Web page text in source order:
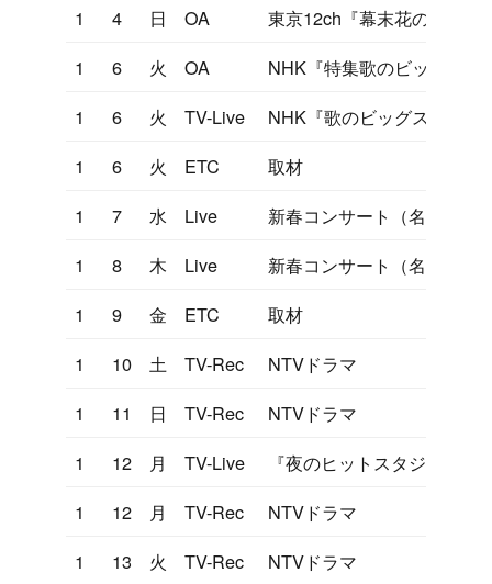
1
4 日 OA
東京12ch『幕末花の美剣士
1
6 火 OA
NHK『特集歌のビッグステ
1
6 火 TV-Live
NHK『歌のビッグステージ
1
6 火 ETC
取材
1
7 水 Live
新春コンサート（名古屋勤
1
8 木 Live
新春コンサート（名古屋勤
1
9 金 ETC
取材
1
10 土 TV-Rec
NTVドラマ
1
11 日 TV-Rec
NTVドラマ
1
12 月 TV-Live
『夜のヒットスタジオ』眠
1
12 月 TV-Rec
NTVドラマ
1
13 火 TV-Rec
NTVドラマ